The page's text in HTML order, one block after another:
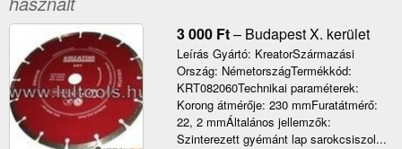
3 000 Ft– Budapest X. kerület
Leírás Gyártó: KreatorSzármazási
Ország: NémetországTermékkód:
KRT082060Technikai paraméterek:
Korong átmérője: 230 mmFuratátmérő:
22, 2 mmÁltalános jellemzők:
Szinterezett gyémánt lap sarokcsiszol...